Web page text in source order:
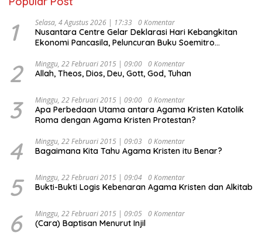
1 Selasa, 4 Agustus 2026 | 17:33 0 Komentar
Nusantara Centre Gelar Deklarasi Hari Kebangkitan
Ekonomi Pancasila, Peluncuran Buku Soemitro
Ekonomi Politik Indonesia) & Simposium Nasional
“Urgensi Undang-Undang Perekonomian Nasional dan
Indonesia Emas 2045”,
2 Minggu, 22 Februari 2015 | 09:00 0 Komentar
Allah, Theos, Dios, Deu, Gott, God, Tuhan
3 Minggu, 22 Februari 2015 | 09:00 0 Komentar
Apa Perbedaan Utama antara Agama Kristen Katolik
Roma dengan Agama Kristen Protestan?
4 Minggu, 22 Februari 2015 | 09:03 0 Komentar
Bagaimana Kita Tahu Agama Kristen itu Benar?
5 Minggu, 22 Februari 2015 | 09:04 0 Komentar
Bukti-Bukti Logis Kebenaran Agama Kristen dan Alkitab
6 Minggu, 22 Februari 2015 | 09:05 0 Komentar
(Cara) Baptisan Menurut Injil